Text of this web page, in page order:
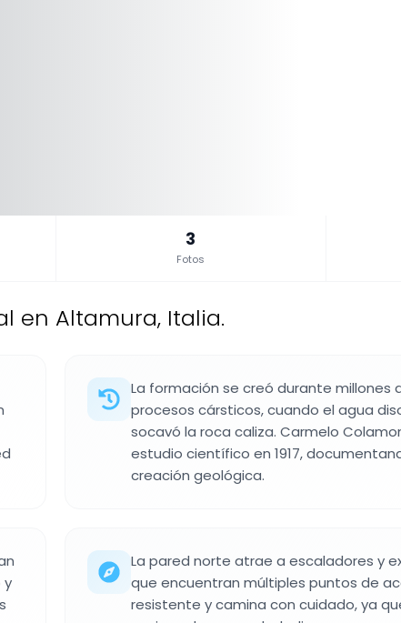
3
Fotos
en Altamura, Italia.
La formación se creó durante millones
procesos cársticos, cuando el agua
socavó la roca caliza. Carmelo
estudio científico en 1917,
creación geológica.
y
La pared norte atrae a escaladores y
que encuentran múltiples puntos de
resistente y camina con cuidado, ya